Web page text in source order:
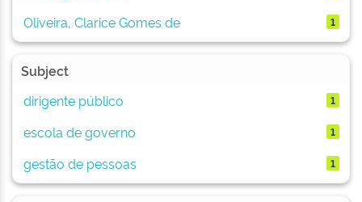
Oliveira, Clarice Gomes de 1
Subject
dirigente público
1
escola de governo 1
gestão de pessoas 1